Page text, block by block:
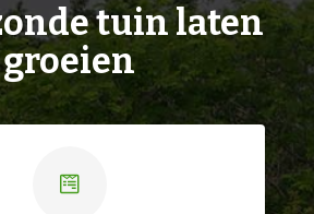
tuin laten
groeien
